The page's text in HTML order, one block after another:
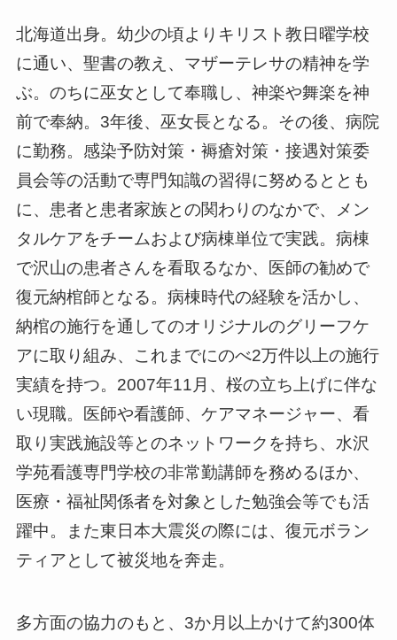
北海道出身。幼少の頃よりキリスト教日曜学校
に通い、聖書の教え、マザーテレサの精神を学
ぶ。のちに巫女として奉職し、神楽や舞楽を神
前で奉納。3年後、巫女長となる。その後、病院
に勤務。感染予防対策・褥瘡対策・接遇対策委
員会等の活動で専門知識の習得に努めるととも
に、患者と患者家族との関わりのなかで、メン
タルケアをチームおよび病棟単位で実践。病棟
で沢山の患者さんを看取るなか、医師の勧めで
復元納棺師となる。病棟時代の経験を活かし、
納棺の施行を通してのオリジナルのグリーフケ
アに取り組み、これまでにのべ2万件以上の施行
実績を持つ。2007年11月、桜の立ち上げに伴な
い現職。医師や看護師、ケアマネージャー、看
取り実践施設等とのネットワークを持ち、水沢
学苑看護専門学校の非常勤講師を務めるほか、
医療・福祉関係者を対象とした勉強会等でも活
躍中。また東日本大震災の際には、復元ボラン
ティアとして被災地を奔走。
多方面の協力のもと、3か月以上かけて約300体